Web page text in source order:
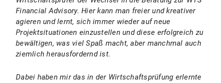
Financial Advisory. Hier kann man freier und kreativer
agieren und lernt, sich immer wieder auf neue
Projektsituationen einzustellen und diese erfolgreich zu
bewältigen, was viel Spaß macht, aber manchmal auch
ziemlich herausfordernd ist.
Dabei haben mir das in der Wirtschaftsprüfung erlernte